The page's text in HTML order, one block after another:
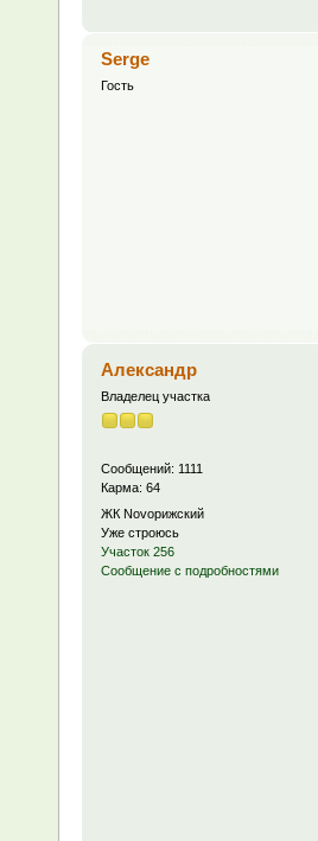
Serge
Гость
Александр
Владелец участка
Сообщений: 1111
Карма: 64
ЖК Novoрижский
Уже строюсь
Участок 256
Сообщение с подробностями